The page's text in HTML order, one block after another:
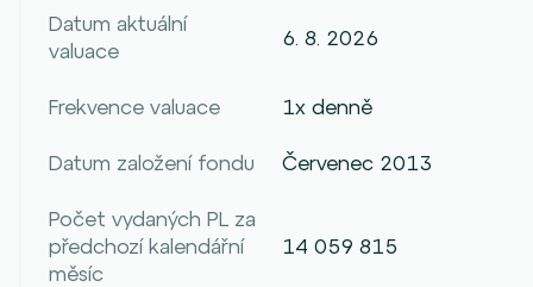
Datum aktuální
valuace
6. 8. 2026
Frekvence valuace 1x denně
Datum založení fondu Červenec 2013
Počet vydaných PL za
předchozí kalendářní
měsíc
14 059 815